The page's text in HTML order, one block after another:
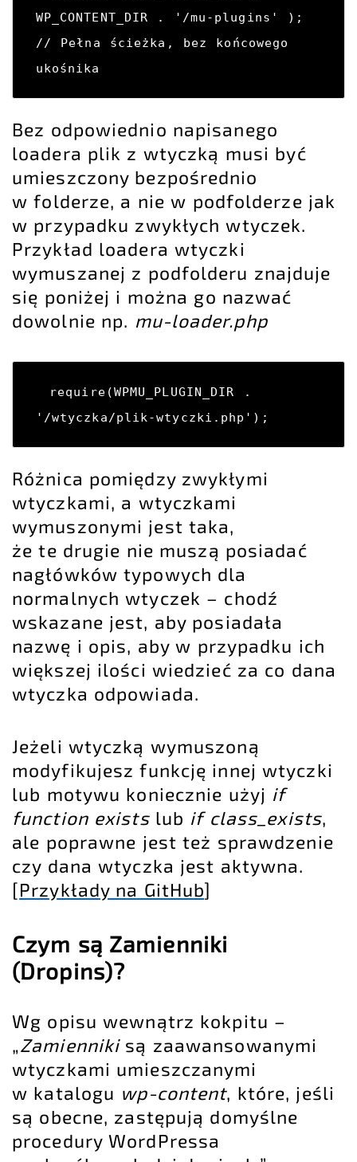
WP_CONTENT_DIR . '/mu-plugins' );
// Pełna ścieżka, bez końcowego
ukośnika
Bez odpowiednio napisanego
loadera plik z wtyczką musi być
umieszczony bezpośrednio
w folderze, a nie w podfolderze jak
w przypadku zwykłych wtyczek.
Przykład loadera wtyczki
wymuszanej z podfolderu znajduje
się poniżej i można go nazwać
dowolnie np. mu-loader.php
require(WPMU_PLUGIN_DIR .
'/wtyczka/plik-wtyczki.php');
Różnica pomiędzy zwykłymi
wtyczkami, a wtyczkami
wymuszonymi jest taka,
że te drugie nie muszą posiadać
nagłówków typowych dla
normalnych wtyczek – chodź
wskazane jest, aby posiadała
nazwę i opis, aby w przypadku ich
większej ilości wiedzieć za co dana
wtyczka odpowiada.
Jeżeli wtyczką wymuszoną
modyfikujesz funkcję innej wtyczki
lub motywu koniecznie użyj if
function existslub if class_exists,
ale poprawne jest też sprawdzenie
czy dana wtyczka jest aktywna.
[Przykłady na GitHub]
Czym są Zamienniki
(Dropins)?
Wg opisu wewnątrz kokpitu –
„Zamiennikisą zaawansowanymi
wtyczkami umieszczanymi
w katalogu wp-content, które, jeśli
są obecne, zastępują domyślne
procedury WordPressa